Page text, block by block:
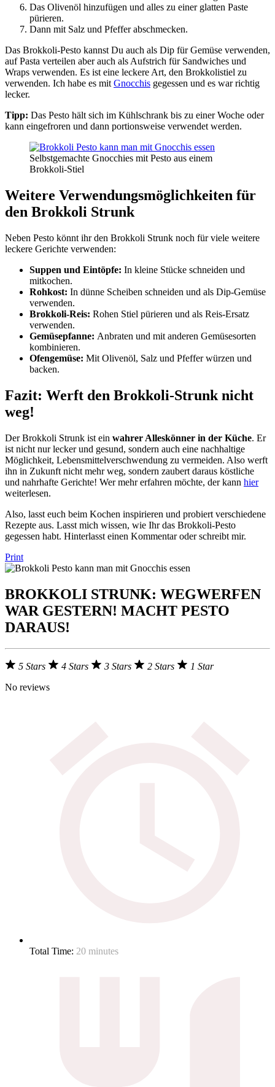
Das Olivenöl hinzufügen und alles zu einer glatten Paste
pürieren.
Dann mit Salz und Pfeffer abschmecken.
Das Brokkoli-Pesto kannst Du auch als Dip für Gemüse verwenden,
auf Pasta verteilen aber auch als Aufstrich für Sandwiches und
Wraps verwenden. Es ist eine leckere Art, den Brokkolistiel zu
verwenden. Ich habe es mit Gnocchis gegessen und es war richtig
lecker.
Tipp: Das Pesto hält sich im Kühlschrank bis zu einer Woche oder
kann eingefroren und dann portionsweise verwendet werden.
Selbstgemachte Gnocchies mit Pesto aus einem
Brokkoli-Stiel
Weitere Verwendungsmöglichkeiten für
den Brokkoli Strunk
Neben Pesto könnt ihr den Brokkoli Strunk noch für viele weitere
leckere Gerichte verwenden:
Suppen und Eintöpfe: In kleine Stücke schneiden und
mitkochen.
Rohkost: In dünne Scheiben schneiden und als Dip-Gemüse
verwenden.
Brokkoli-Reis: Rohen Stiel pürieren und als Reis-Ersatz
verwenden.
Gemüsepfanne: Anbraten und mit anderen Gemüsesorten
kombinieren.
Ofengemüse: Mit Olivenöl, Salz und Pfeffer würzen und
backen.
Fazit: Werft den Brokkoli-Strunk nicht
weg!
Der Brokkoli Strunk ist ein wahrer Alleskönner in der Küche. Er
ist nicht nur lecker und gesund, sondern auch eine nachhaltige
Möglichkeit, Lebensmittelverschwendung zu vermeiden. Also werft
ihn in Zukunft nicht mehr weg, sondern zaubert daraus köstliche
und nahrhafte Gerichte! Wer mehr erfahren möchte, der kann hier
weiterlesen.
Also, lasst euch beim Kochen inspirieren und probiert verschiedene
Rezepte aus. Lasst mich wissen, wie Ihr das Brokkoli-Pesto
gegessen habt. Hinterlasst einen Kommentar oder schreibt mir.
Print
BROKKOLI STRUNK: WEGWERFEN
WAR GESTERN! MACHT PESTO
DARAUS!
5 Stars 4 Stars 3 Stars 2 Stars
1 Star
No reviews
Total Time: 20 minutes